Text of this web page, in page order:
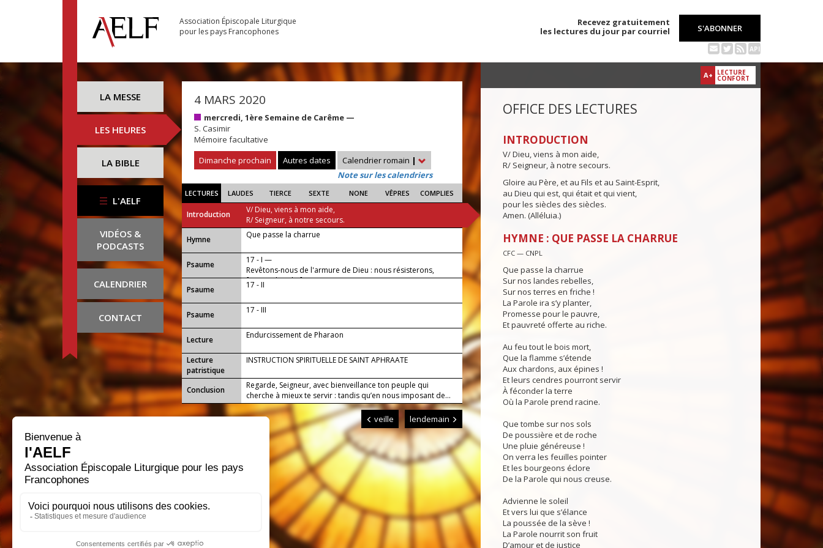
Association Épiscopale Liturgique
pour les pays Francophones
Recevez gratuitement
les lectures du jour par courriel
S'ABONNER
API
LA MESSE
LES HEURES
LA BIBLE
L'AELF
VIDÉOS &
PODCASTS
CALENDRIER
CONTACT
4 MARS 2020
mercredi, 1ère Semaine de Carême —
S. Casimir
Mémoire facultative
Dimanche prochain
Autres dates Calendrier romain |
Note sur les calendriers
LECTURES LAUDES TIERCE SEXTE NONE VÊPRES COMPLIES
Introduction
V/ Dieu, viens à mon aide,
R/ Seigneur, à notre secours.
...
Hymne Que passe la charrue
Psaume
17 - I —
Revêtons-nous de l'armure de Dieu : nous résisterons,
fermes dans la foi.
Psaume
17 - II
Psaume 17 - III
Lecture Endurcissement de Pharaon
Lecture
patristique
INSTRUCTION SPIRITUELLE DE SAINT APHRAATE
Conclusion
Regarde, Seigneur, avec bienveillance ton peuple qui
cherche à mieux te servir : tandis qu’en nous imposant de...
veille lendemain
A+ LECTURE
CONFORT
OFFICE DES LECTURES
INTRODUCTION
V/ Dieu, viens à mon aide,
R/ Seigneur, à notre secours.
Gloire au Père, et au Fils et au Saint-Esprit,
au Dieu qui est, qui était et qui vient,
pour les siècles des siècles.
Amen. (Alléluia.)
HYMNE : QUE PASSE LA CHARRUE
CFC — CNPL
Que passe la charrue
Sur nos landes rebelles,
Sur nos terres en friche !
La Parole ira s’y planter,
Promesse pour le pauvre,
Et pauvreté offerte au riche.
Au feu tout le bois mort,
Que la flamme s’étende
Aux chardons, aux épines !
Et leurs cendres pourront servir
À féconder la terre
Où la Parole prend racine.
Que tombe sur nos sols
De poussière et de roche
Une pluie généreuse !
On verra les feuilles pointer
Et les bourgeons éclore
De la Parole qui nous creuse.
Advienne le soleil
Et vers lui que s’élance
La poussée de la sève !
La Parole nourrit son fruit
D’amour et de justice